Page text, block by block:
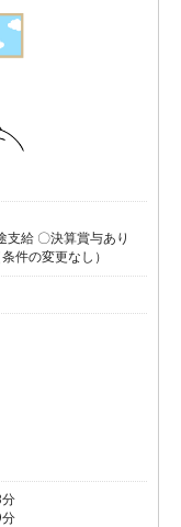
支給 〇決算賞与あり
件の変更なし）